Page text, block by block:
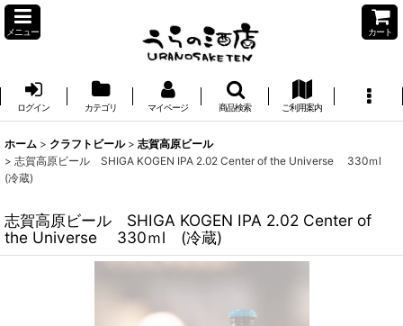
メニュー カート
ログイン カテゴリ マイページ 商品検索 ご利用案内
ホーム > クラフトビール > 志賀高原ビール
> 志賀高原ビール SHIGA KOGEN IPA 2.02 Center of the Universe 330ｍl
(冷蔵)
志賀高原ビール SHIGA KOGEN IPA 2.02 Center of
the Universe 330ｍl (冷蔵)